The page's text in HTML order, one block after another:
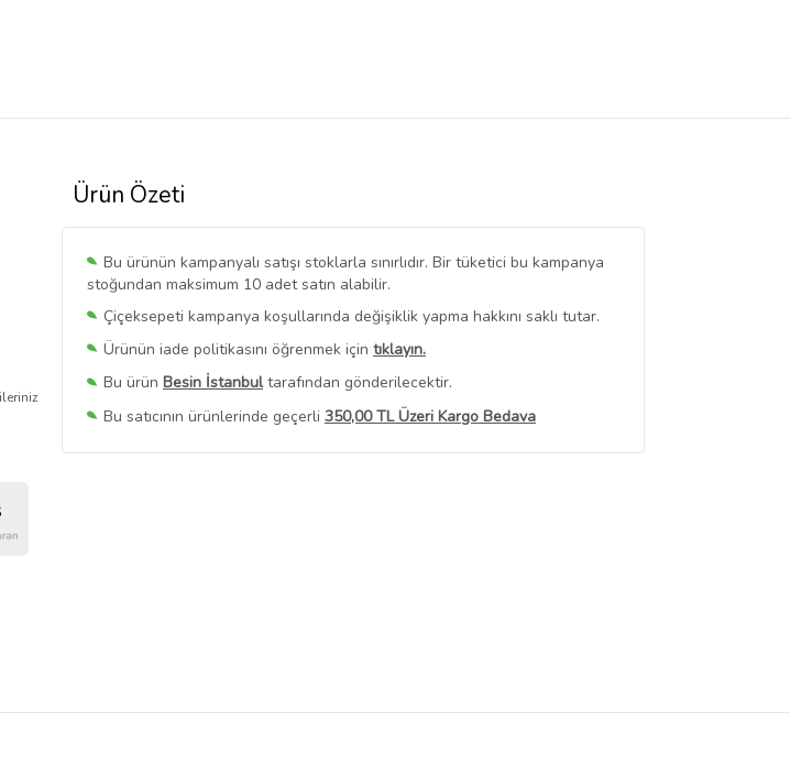
Ürün Özeti
Bu ürünün kampanyalı satışı stoklarla sınırlıdır. Bir tüketici bu kampanya
stoğundan maksimum 10 adet satın alabilir.
Çiçeksepeti kampanya koşullarında değişiklik yapma hakkını saklı tutar.
Ürünün iade politikasını öğrenmek için tıklayın.
Bu ürün Besin İstanbultarafından gönderilecektir.
Bu satıcının ürünlerinde geçerli 350,00 TL Üzeri Kargo Bedava
Bu SatıcınınTüm Ürünlerini Görüntüle